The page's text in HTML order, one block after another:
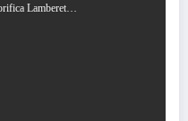
Lamberet…